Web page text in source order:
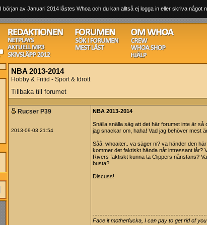
I början av Januari 2014 låstes Whoa och du kan alltså ej logga in eller skriva
NBA 2013-2014
Hobby & Fritid - Sport & Idrott
Tillbaka till forumet
Rucser P39
2013-09-03 21:54
NBA 2013-2014
Snälla snälla säg att det här forumet inte är
jag snackar om, haha! Vad jag behöver mest
Såå, whoaiter.. va säger ni? va händer den
kommer det faktiskt hända nåt intressant iår?
Rivers faktiskt kunna ta Clippers nånstans?
busta?
Discuss!
Face it motherfucka, I can pay to get rid of you